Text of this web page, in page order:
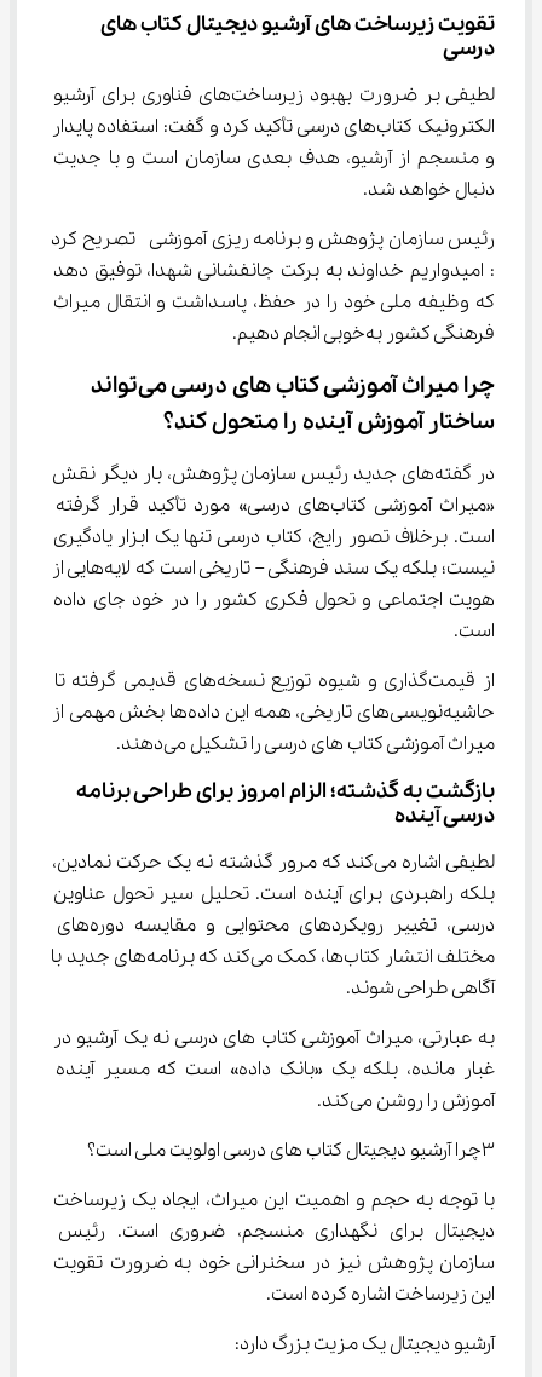
تقویت زیرساخت‌ های آرشیو دیجیتال کتاب ‌های
درسی
لطیفی بر ضرورت بهبود زیرساخت‌های فناوری برای آرشیو
الکترونیک کتاب‌های درسی تأکید کرد و گفت: استفاده پایدار
و منسجم از آرشیو، هدف بعدی سازمان است و با جدیت
دنبال خواهد شد.
رئیس سازمان پژوهش و برنامه ریزی آموزشی  تصریح کرد
: امیدواریم خداوند به برکت جانفشانی شهدا، توفیق دهد
که وظیفه ملی خود را در حفظ، پاسداشت و انتقال میراث
فرهنگی کشور به‌خوبی انجام دهیم.
چرا میراث آموزشی کتاب ‌های درسی می‌تواند
ساختار آموزش آینده را متحول کند؟
در گفته‌های جدید رئیس سازمان پژوهش، بار دیگر نقش
«میراث آموزشی کتاب‌های درسی» مورد تأکید قرار گرفته
است. برخلاف تصور رایج، کتاب درسی تنها یک ابزار یادگیری
نیست؛ بلکه یک سند فرهنگی – تاریخی است که لایه‌هایی از
هویت اجتماعی و تحول فکری کشور را در خود جای داده
است.
از قیمت‌گذاری و شیوه توزیع نسخه‌های قدیمی گرفته تا
حاشیه‌نویسی‌های تاریخی، همه این داده‌ها بخش مهمی از
میراث آموزشی کتاب ‌های درسی را تشکیل می‌دهند.
بازگشت به گذشته؛ الزام امروز برای طراحی برنامه
درسی آینده
لطیفی اشاره می‌کند که مرور گذشته نه یک حرکت نمادین،
بلکه راهبردی برای آینده است. تحلیل سیر تحول عناوین
درسی، تغییر رویکردهای محتوایی و مقایسه دوره‌های
مختلف انتشار کتاب‌ها، کمک می‌کند که برنامه‌های جدید با
آگاهی طراحی شوند.
به عبارتی، میراث آموزشی کتاب ‌های درسی نه یک آرشیو در
غبار مانده، بلکه یک «بانک داده» است که مسیر آینده
آموزش را روشن می‌کند.
۳چرا آرشیو دیجیتال کتاب‌ های درسی اولویت ملی است؟
با توجه به حجم و اهمیت این میراث، ایجاد یک زیرساخت
دیجیتال برای نگهداری منسجم، ضروری است. رئیس
سازمان پژوهش نیز در سخنرانی خود به ضرورت تقویت
این زیرساخت اشاره کرده است.
آرشیو دیجیتال یک مزیت بزرگ دارد: